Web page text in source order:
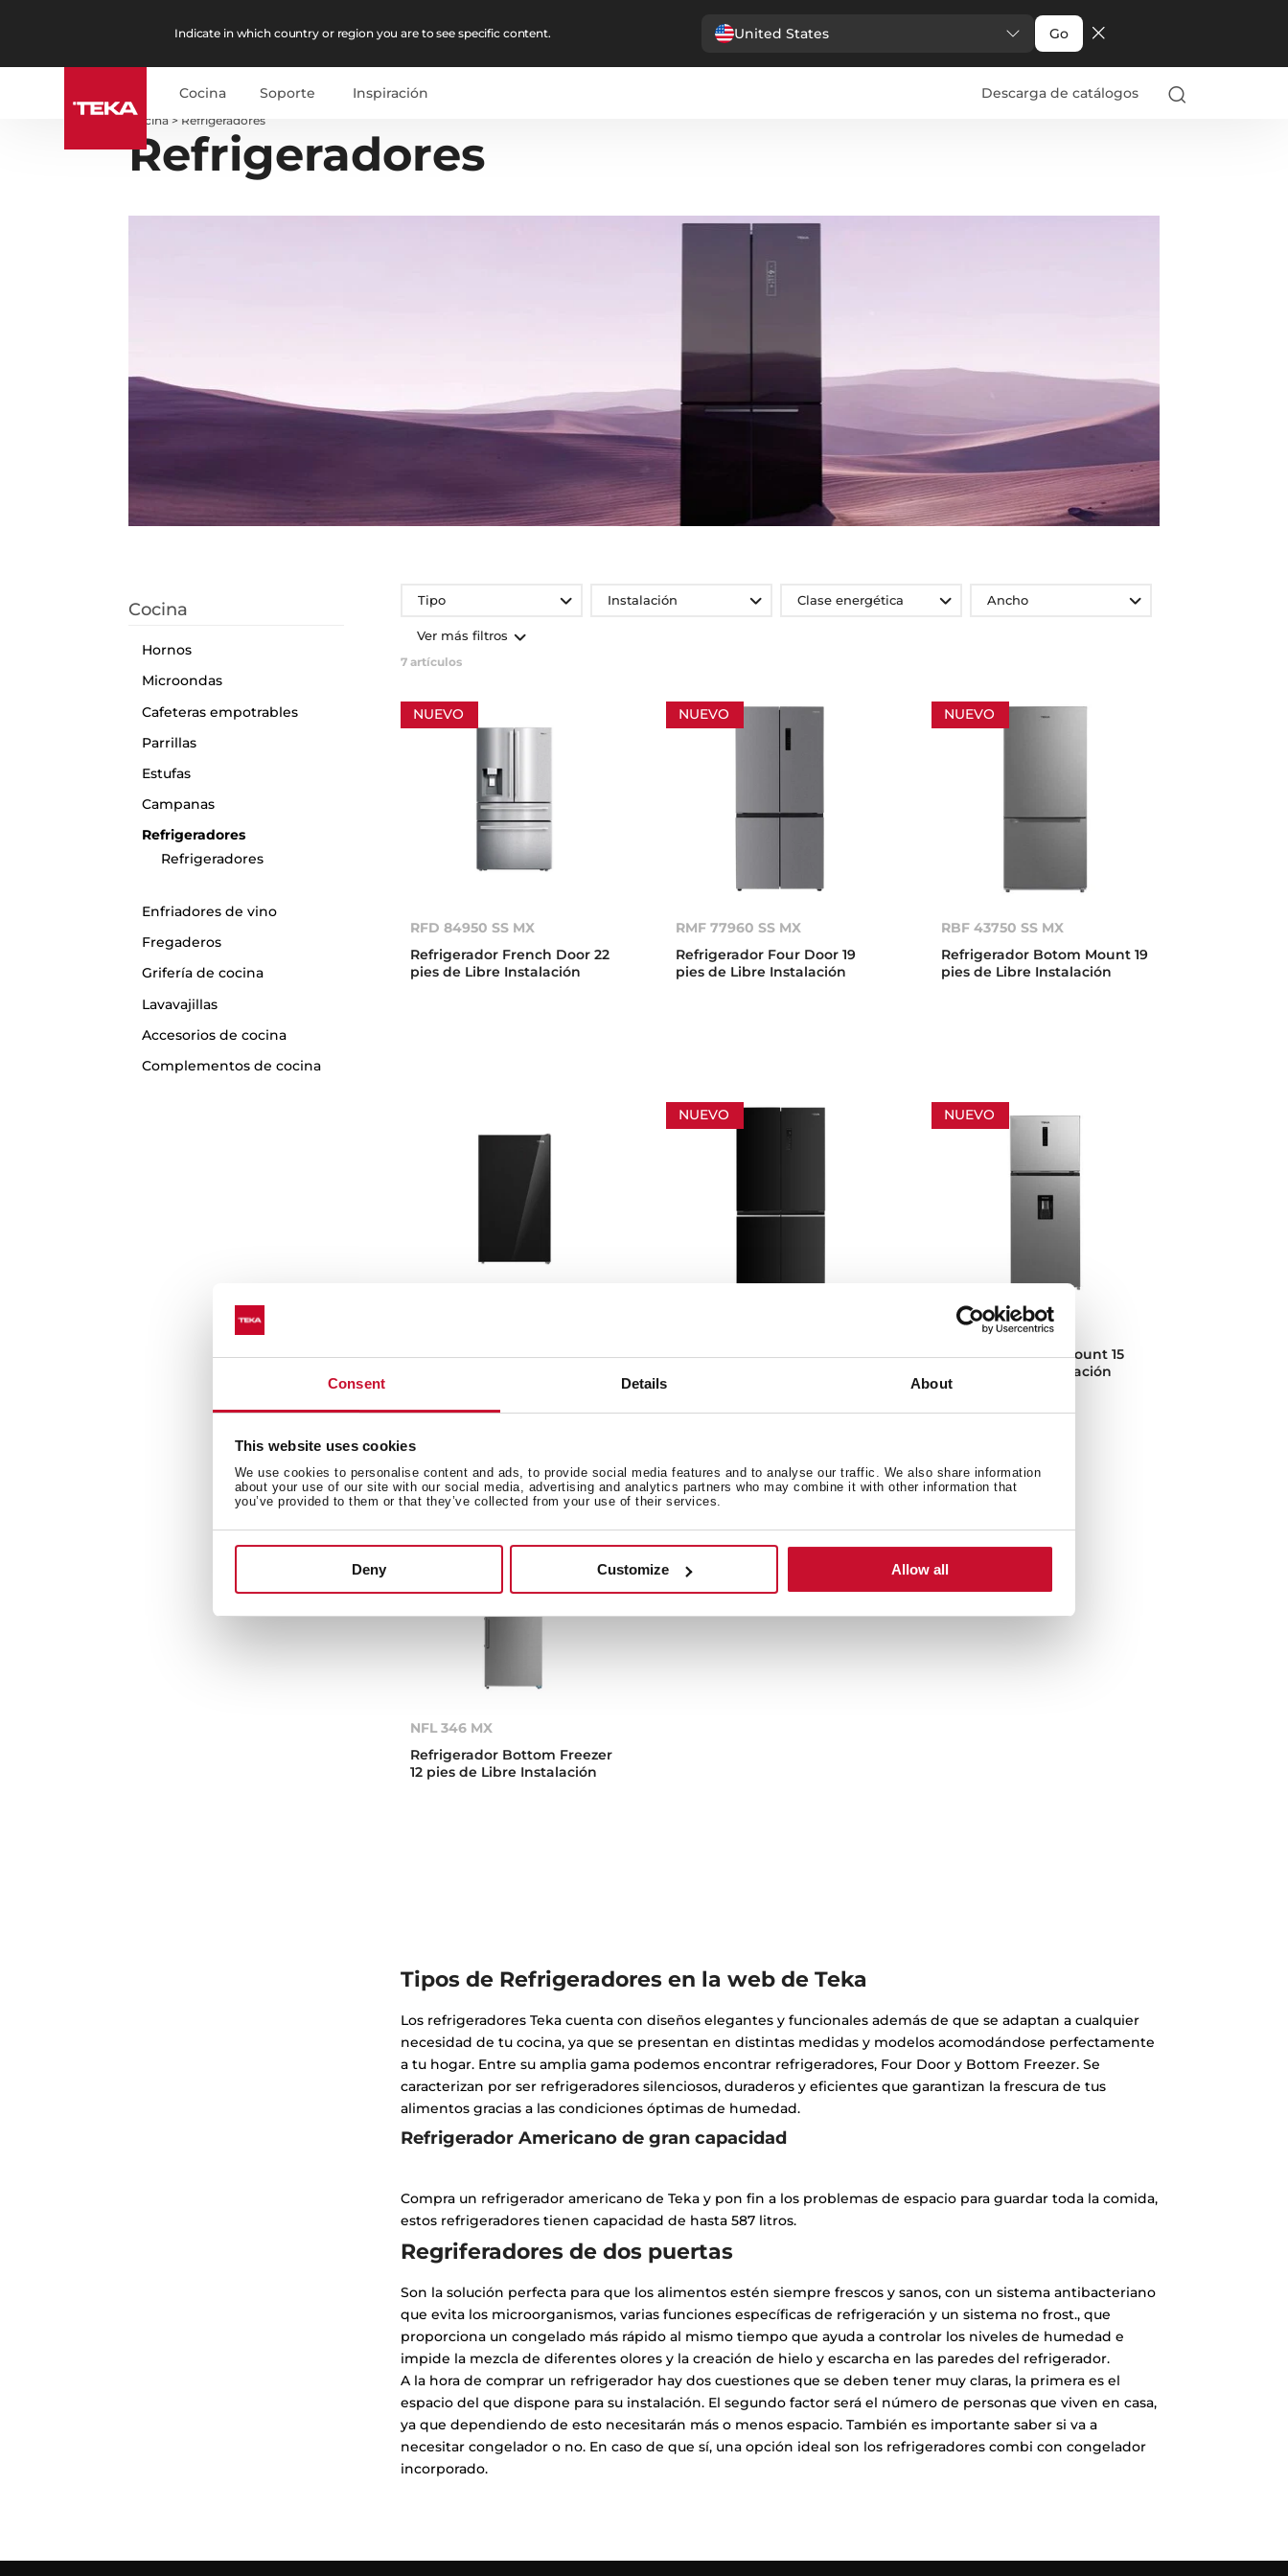
Consent Details About
This website uses cookies
We use cookies to personalise content and ads, to provide social media features and to analyse our traffic. We also share information
about your use of our site with our social media, advertising and analytics partners who may combine it with other information that
you’ve provided to them or that they’ve collected from your use of their services.
Deny Customize Allow all
Indicate in which country or region you are to see specific content. United States Go
Cocina Soporte Inspiración Descarga de catálogos
Cocina > Refrigeradores
Refrigeradores
Cocina
Hornos
Microondas
Cafeteras empotrables
Parrillas
Estufas
Campanas
Refrigeradores
Refrigeradores
Enfriadores de vino
Fregaderos
Grifería de cocina
Lavavajillas
Accesorios de cocina
Complementos de cocina
Tipo Instalación Clase energética Ancho
Ver más filtros
7 artículos
NUEVO
RFD 84950 SS MX
Refrigerador French Door 22
pies de Libre Instalación
NUEVO
RMF 77960 SS MX
Refrigerador Four Door 19
pies de Libre Instalación
NUEVO
RBF 43750 SS MX
Refrigerador Botom Mount 19
pies de Libre Instalación
Frigobar 4 pies de Libre
NUEVO
Refrigerador Four Door 19
NUEVO
RTF 34700 SS
Refrigerador Top Mount 15
pies de Libre Instalación
NFL 346 MX
Refrigerador Bottom Freezer
12 pies de Libre Instalación
Tipos de Refrigeradores en la web de Teka
Los refrigeradores Teka cuenta con diseños elegantes y funcionales además de que se adaptan a cualquier
necesidad de tu cocina, ya que se presentan en distintas medidas y modelos acomodándose perfectamente
a tu hogar. Entre su amplia gama podemos encontrar refrigeradores, Four Door y Bottom Freezer. Se
caracterizan por ser refrigeradores silenciosos, duraderos y eficientes que garantizan la frescura de tus
alimentos gracias a las condiciones óptimas de humedad.
Refrigerador Americano de gran capacidad
Compra un refrigerador americano de Teka y pon fin a los problemas de espacio para guardar toda la comida,
estos refrigeradores tienen capacidad de hasta 587 litros.
Regriferadores de dos puertas
Son la solución perfecta para que los alimentos estén siempre frescos y sanos, con un sistema antibacteriano
que evita los microorganismos, varias funciones específicas de refrigeración y un sistema no frost., que
proporciona un congelado más rápido al mismo tiempo que ayuda a controlar los niveles de humedad e
impide la mezcla de diferentes olores y la creación de hielo y escarcha en las paredes del refrigerador.
A la hora de comprar un refrigerador hay dos cuestiones que se deben tener muy claras, la primera es el
espacio del que dispone para su instalación. El segundo factor será el número de personas que viven en casa,
ya que dependiendo de esto necesitarán más o menos espacio. También es importante saber si va a
necesitar congelador o no. En caso de que sí, una opción ideal son los refrigeradores combi con congelador
incorporado.